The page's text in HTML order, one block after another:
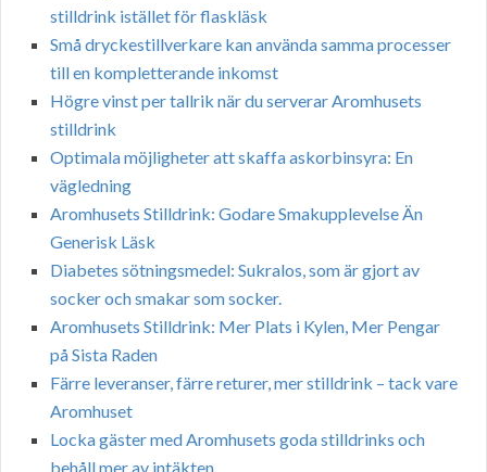
stilldrink istället för flaskläsk
Små dryckestillverkare kan använda samma processer
till en kompletterande inkomst
Högre vinst per tallrik när du serverar Aromhusets
stilldrink
Optimala möjligheter att skaffa askorbinsyra: En
vägledning
Aromhusets Stilldrink: Godare Smakupplevelse Än
Generisk Läsk
Diabetes sötningsmedel: Sukralos, som är gjort av
socker och smakar som socker.
Aromhusets Stilldrink: Mer Plats i Kylen, Mer Pengar
på Sista Raden
Färre leveranser, färre returer, mer stilldrink – tack vare
Aromhuset
Locka gäster med Aromhusets goda stilldrinks och
behåll mer av intäkten